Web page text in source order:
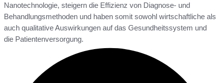
Nanotechnologie, steigern die Effizienz von Diagnose- und
Behandlungsmethoden und haben somit sowohl wirtschaftliche als
auch qualitative Auswirkungen auf das Gesundheitssystem und
die Patientenversorgung.